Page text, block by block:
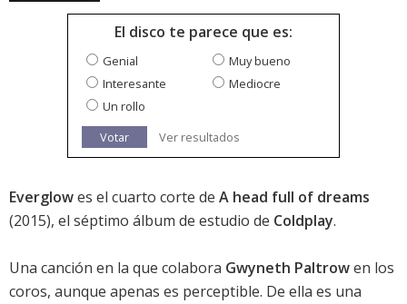
El disco te parece que es:
Genial
Muy bueno
Interesante
Mediocre
Un rollo
Votar
Ver resultados
Everglowes el cuarto corte de A head full of dreams
(2015), el séptimo álbum de estudio de Coldplay.
Una canción en la que colabora Gwyneth Paltrowen los
coros, aunque apenas es perceptible. De ella es una